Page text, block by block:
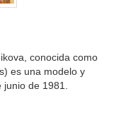
conocida como
es una modelo y
de 1981.